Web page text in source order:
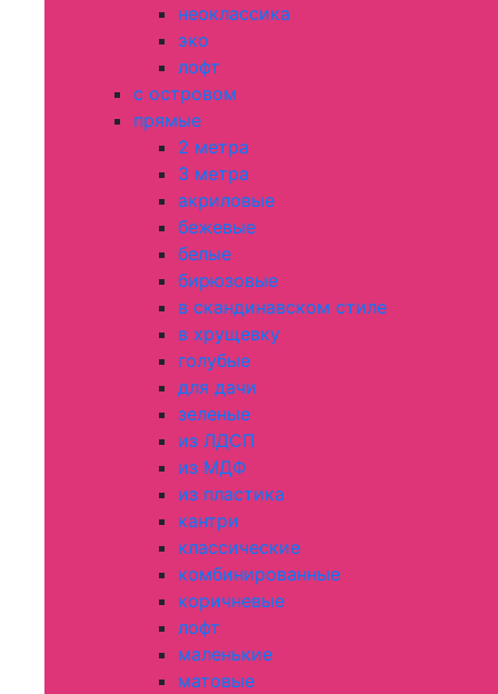
неоклассика
эко
лофт
с островом
прямые
2 метра
3 метра
акриловые
бежевые
белые
бирюзовые
в скандинавском стиле
в хрущевку
голубые
для дачи
зеленые
из ЛДСП
из МДФ
из пластика
кантри
классические
комбинированные
коричневые
лофт
маленькие
матовые